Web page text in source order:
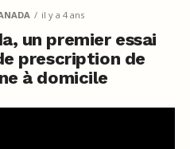
il y a 4 ans
un premier essai
prescription de
à domicile